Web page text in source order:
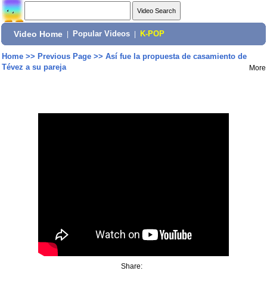
Video Home Popular Videos K-POP
Home>> Previous Page>> Así fue la propuesta de casamiento de
Tévez a su pareja
More
Share: